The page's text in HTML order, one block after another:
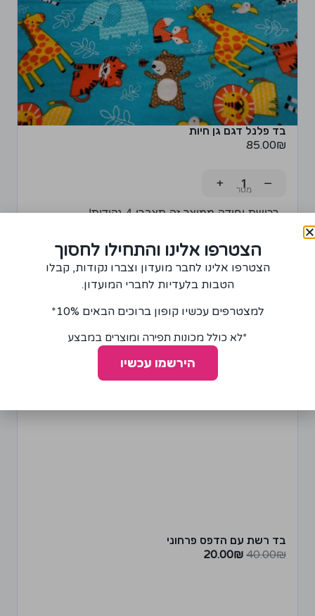
בד פלנל דגם גן חיות
85.00₪
−
+
רכישת יחידה ממוצר זה תצברו 4 נקודות!
הוספה לסל
בד רשת עם הדפס פרחוני
40.00₪
20.00₪
הצטרפו אלינו והתחילו לחסוך
הצטרפו אלינו לחבר מועדון וצברו נקודות, קבלו
הטבות בלעדיות לחברי המועדון.
למצטרפים עכשיו קופון ברוכים הבאים 10%*
*לא כולל מכונות תפירה ומוצרים במבצע
הירשמו עכשיו